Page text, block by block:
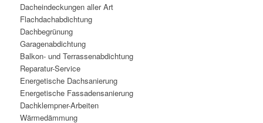
Dacheindeckungen aller Art
Flachdachabdichtung
Dachbegrünung
Garagenabdichtung
Balkon- und Terrassenabdichtung
Reparatur-Service
Energetische Dachsanierung
Energetische Fassadensanierung
Dachklempner-Arbeiten
Wärmedämmung